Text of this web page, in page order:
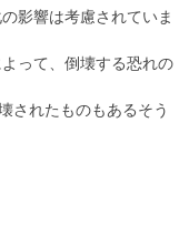
影響は考慮されていま
って、倒壊する恐れの
されたものもあるそう